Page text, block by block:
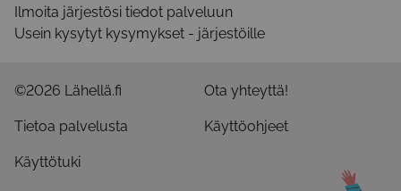
Ilmoita järjestösi tiedot palveluun
Usein kysytyt kysymykset - järjestöille
©2026 Lähellä.fi Ota yhteyttä!
Tietoa palvelusta Käyttöohjeet
Käyttötuki